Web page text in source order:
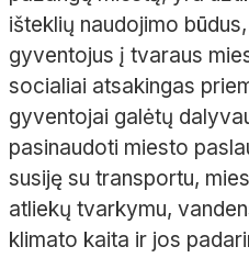
išteklių naudojimo
gyventojus į tvaraus
socialiai atsakingas
gyventojai galėtų
pasinaudoti miesto
susiję su transportu,
atliekų tvarkymu,
klimato kaita ir jos